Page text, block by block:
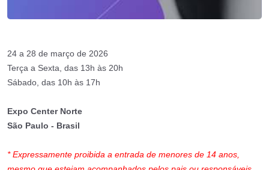
24 a 28 de março de 2026
Terça a Sexta, das 13h às 20h
Sábado, das 10h às 17h
Expo Center Norte
São Paulo - Brasil
* Expressamente proibida a entrada de menores de 14 anos,